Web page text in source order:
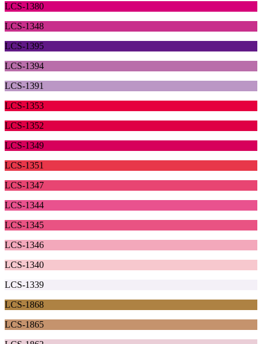
LCS-1380
LCS-1348
LCS-1395
LCS-1394
LCS-1391
LCS-1353
LCS-1352
LCS-1349
LCS-1351
LCS-1347
LCS-1344
LCS-1345
LCS-1346
LCS-1340
LCS-1339
LCS-1868
LCS-1865